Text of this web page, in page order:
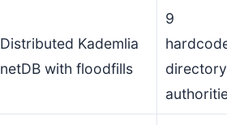
Distributed Kademlia
netDB with floodfills
9
directory